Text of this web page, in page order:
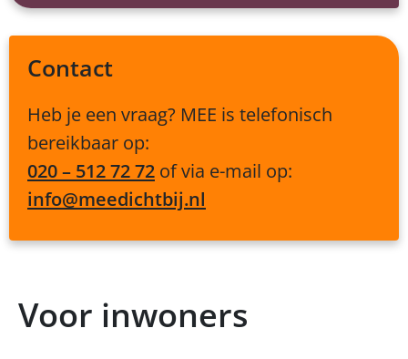
Contact
Heb je een vraag? MEE is telefonisch
bereikbaar op:
020 – 512 72 72 of via e-mail op:
info@meedichtbij.nl
Voor inwoners